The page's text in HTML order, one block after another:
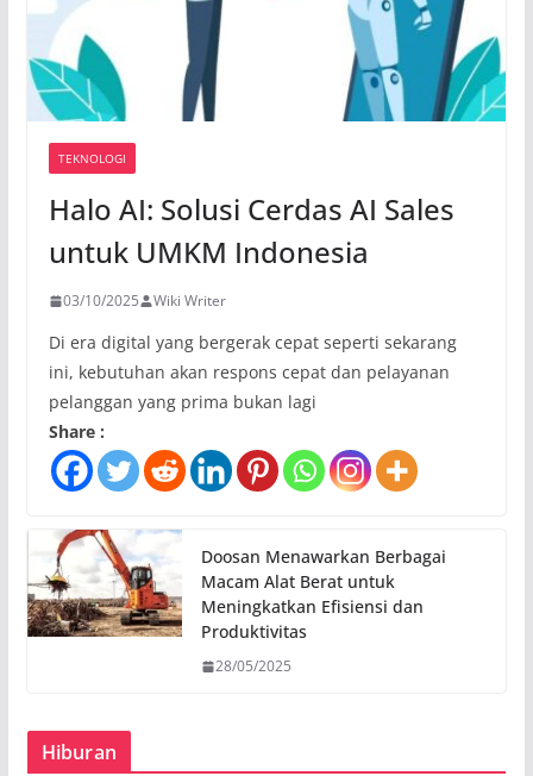
TEKNOLOGI
Halo AI: Solusi Cerdas AI Sales
untuk UMKM Indonesia
03/10/2025 Wiki Writer
Di era digital yang bergerak cepat seperti sekarang
ini, kebutuhan akan respons cepat dan pelayanan
pelanggan yang prima bukan lagi
Share :
Doosan Menawarkan Berbagai
Macam Alat Berat untuk
Meningkatkan Efisiensi dan
Produktivitas
28/05/2025
Hiburan